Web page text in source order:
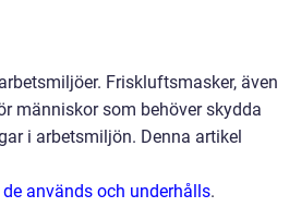
Friskluftsmasker, även
människor som behöver skydda
i arbetsmiljön. Denna artikel
används och underhålls.